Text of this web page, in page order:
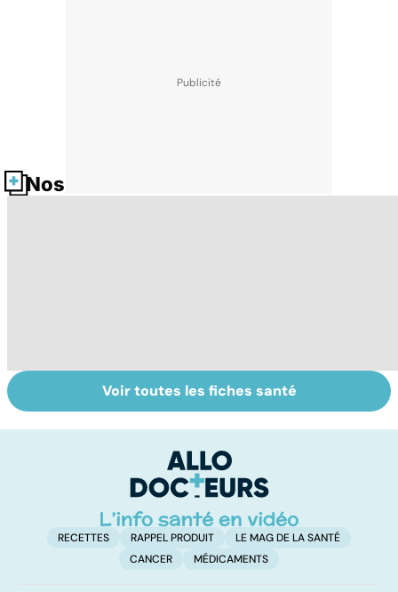
Nos fiches santé
Le tramadol, un
médicament à
Un rhume, ça se
soigne ?
Voir toutes les fiches santé
RECETTES RAPPEL PRODUIT
LE MAG DE LA SANTÉ
CANCER
MÉDICAMENTS